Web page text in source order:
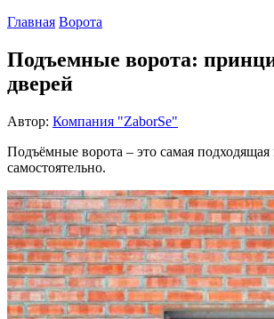
Главная Ворота
Подъемные ворота:
дверей
Автор: Компания "ZaborSe"
Подъёмные ворота – это самая
самостоятельно.